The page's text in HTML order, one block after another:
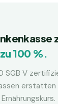
100 %.
SGB V